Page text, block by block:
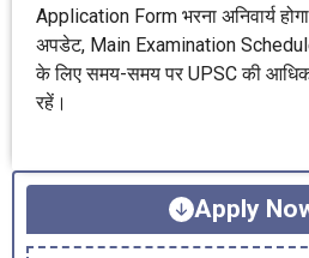
Application Form भरना अनिवार्य
अपडेट, Main Examination
के लिए समय-समय पर UPSC की
रहें।
Apply